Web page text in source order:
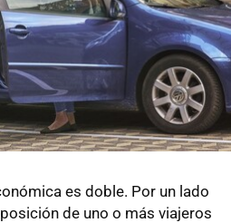
es doble. Por un lado
de uno o más viajeros